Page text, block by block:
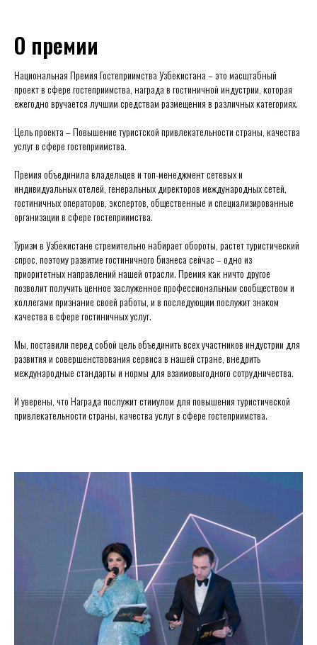
О премии
Национальная Премия Гостеприимства Узбекистана – это масштабный
проект в сфере гостеприимства, награда в гостиничной индустрии, которая
ежегодно вручается лучшим средствам размещения в различных категориях.
Цель проекта – Повышение туристской привлекательности страны, качества
услуг в сфере гостеприимства.
Премия объединила владельцев и топ-менеджмент сетевых и
индивидуальных отелей, генеральных директоров международных сетей,
гостиничных операторов, экспертов, общественные и специализированные
организации в сфере гостеприимства.
Туризм в Узбекистане стремительно набирает обороты, растет туристический
спрос, поэтому развитие гостиничного бизнеса сейчас – одно из
приоритетных направлений нашей отрасли. Премия как ничто другое
позволит получить ценное заслуженное профессиональным сообществом и
коллегами признание своей работы, и в последующим послужит знаком
качества в сфере гостиничных услуг.
Мы, поставили перед собой цель объединить всех участников индустрии для
развития и совершенствования сервиса в нашей стране, внедрить
международные стандарты и нормы для взаимовыгодного сотрудничества.
И уверены, что Награда послужит стимулом для повышения туристической
привлекательности страны, качества услуг в сфере гостеприимства.